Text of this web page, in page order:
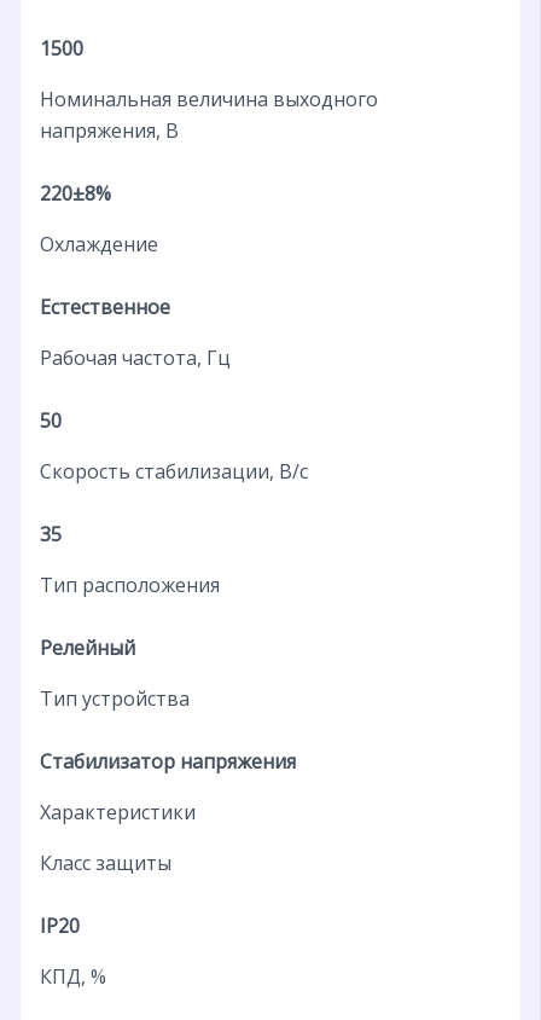
1500
Номинальная величина выходного
напряжения, В
220±8%
Охлаждение
Естественное
Рабочая частота, Гц
50
Скорость стабилизации, В/с
35
Тип расположения
Релейный
Тип устройства
Стабилизатор напряжения
Характеристики
Класс защиты
IP20
КПД, %